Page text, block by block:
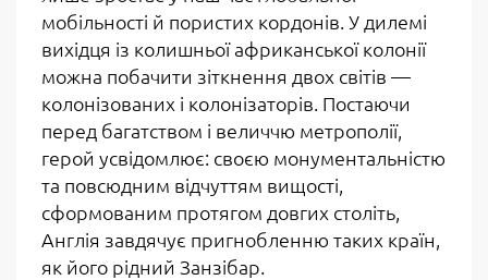
мобільності й пористих кордонів. У дилемі
вихідця із колишньої африканської колонії
можна побачити зіткнення двох світів —
колонізованих і колонізаторів. Постаючи
перед багатством і величчю метрополії,
герой усвідомлює: своєю монументальністю
та повсюдним відчуттям вищості,
сформованим протягом довгих століть,
Англія завдячує пригнобленню таких країн,
як його рідний Занзібар.